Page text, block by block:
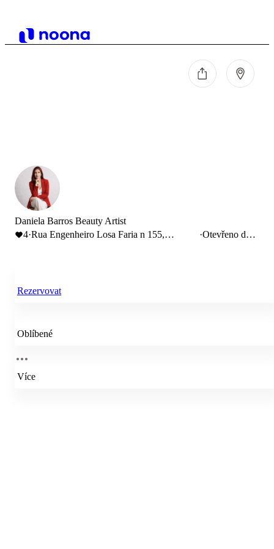
Daniela Barros Beauty Artist
4·Rua Engenheiro Losa Faria n 155,
·Otevřeno do
Rezervovat
Oblíbené
Více